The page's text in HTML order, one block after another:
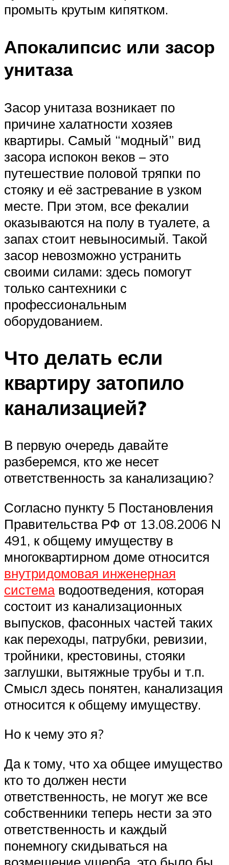
промыть крутым кипятком.
Апокалипсис или засор
унитаза
Засор унитаза возникает по
причине халатности хозяев
квартиры. Самый “модный” вид
засора испокон веков – это
путешествие половой тряпки по
стояку и её застревание в узком
месте. При этом, все фекалии
оказываются на полу в туалете, а
запах стоит невыносимый. Такой
засор невозможно устранить
своими силами: здесь помогут
только сантехники с
профессиональным
оборудованием.
Что делать если
квартиру затопило
канализацией?
В первую очередь давайте
разберемся, кто же несет
ответственность за канализацию?
Согласно пункту 5 Постановления
Правительства РФ от 13.08.2006 N
491, к общему имуществу в
многоквартирном доме относится
внутридомовая инженерная
системаводоотведения, которая
состоит из канализационных
выпусков, фасонных частей таких
как переходы, патрубки, ревизии,
тройники, крестовины, стояки
заглушки, вытяжные трубы и т.п.
Смысл здесь понятен, канализация
относится к общему имуществу.
Но к чему это я?
Да к тому, что ха общее имущество
кто то должен нести
ответственность, не могут же все
собственники теперь нести за это
ответственность и каждый
понемногу скидываться на